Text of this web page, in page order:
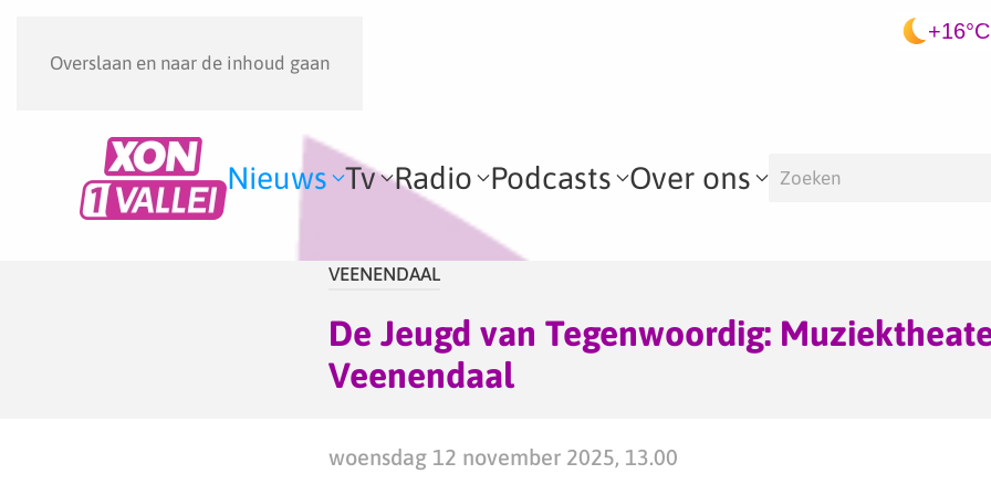
Overslaan en naar de inhoud gaan
+16°C
Nieuws Tv Radio Podcasts Over ons
VEENENDAAL
De Jeugd van Tegenwoordig:
Veenendaal
woensdag 12 november 2025, 13.00